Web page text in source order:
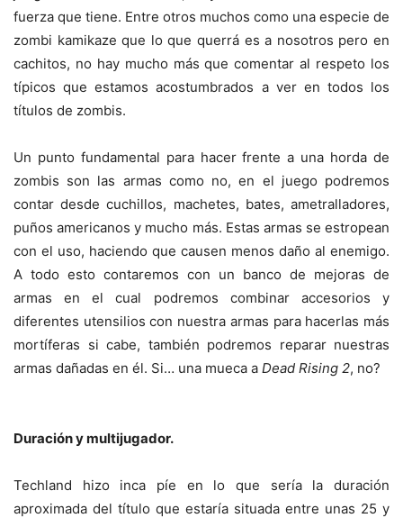
fuerza que tiene. Entre otros muchos como una especie de
zombi kamikaze que lo que querrá es a nosotros pero en
cachitos, no hay mucho más que comentar al respeto los
típicos que estamos acostumbrados a ver en todos los
títulos de zombis.
Un punto fundamental para hacer frente a una horda de
zombis son las armas como no, en el juego podremos
contar desde cuchillos, machetes, bates, ametralladores,
puños americanos y mucho más. Estas armas se estropean
con el uso, haciendo que causen menos daño al enemigo.
A todo esto contaremos con un banco de mejoras de
armas en el cual podremos combinar accesorios y
diferentes utensilios con nuestra armas para hacerlas más
mortíferas si cabe, también podremos reparar nuestras
armas dañadas en él. Si… una mueca a Dead Rising 2, no?
Duración y multijugador.
Techland hizo inca píe en lo que sería la duración
aproximada del título que estaría situada entre unas 25 y